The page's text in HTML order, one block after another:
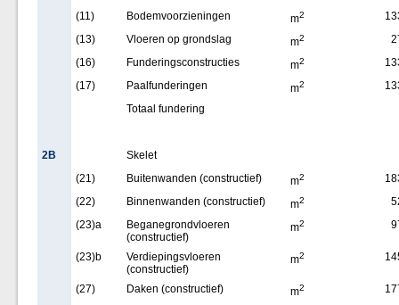
(11)
Bodemvoorzieningen m2
(13)
Vloeren op grondslag m2
(16)
Funderingsconstructies m2
(17)
Paalfunderingen m2
Totaal fundering
2B
Skelet
(21)
Buitenwanden (constructief) m2
(22)
Binnenwanden (constructief) m2
(23)a
Beganegrondvloeren
(constructief)
m2
(23)b
Verdiepingsvloeren
(constructief)
m2
(27) Daken (constructief) m2